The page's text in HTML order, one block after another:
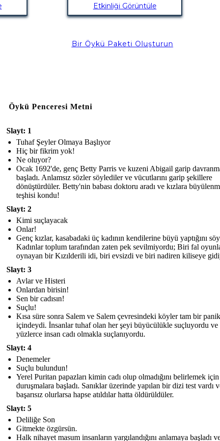
Etkinliği Görüntüle
Bir Öykü Paketi Oluşturun
Öykü Penceresi Metni
Slayt: 1
Tuhaf Şeyler Olmaya Başlıyor
Hiç bir fikrim yok!
Ne oluyor?
Ocak 1692'de, genç Betty Parris ve kuzeni Abigail garip
başladı. Anlamsız sözler söylediler ve vücutlarını garip şekillere
dönüştürdüler. Betty'nin babası doktoru aradı ve kızlara
teşhisi kondu!
Slayt: 2
Kimi suçlayacak
Onlar!
Genç kızlar, kasabadaki üç kadının kendilerine büyü yaptığını
Kadınlar toplum tarafından zaten pek sevilmiyordu; Biri fal
oynayan bir Kızılderili idi, biri evsizdi ve biri nadiren kiliseye
Slayt: 3
Avlar ve Histeri
Onlardan birisin!
Sen bir cadısın!
Suçlu!
Kısa süre sonra Salem ve Salem çevresindeki köyler tam bir panik
içindeydi. İnsanlar tuhaf olan her şeyi büyücülükle suçluyordu ve
yüzlerce insan cadı olmakla suçlanıyordu.
Slayt: 4
Denemeler
Suçlu bulundun!
Yerel Puritan papazları kimin cadı olup olmadığını belirlemek için
duruşmalara başladı. Sanıklar üzerinde yapılan bir dizi test vardı
başarısız olurlarsa hapse atıldılar hatta öldürüldüler.
Slayt: 5
Deliliğe Son
Gitmekte özgürsün.
Halk nihayet masum insanların yargılandığını anlamaya başladı